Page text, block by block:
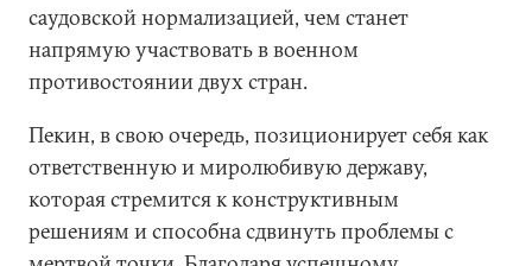
саудовской нормализацией, чем станет
напрямую участвовать в военном
противостоянии двух стран.
Пекин, в свою очередь, позиционирует себя как
ответственную и миролюбивую державу,
которая стремится к конструктивным
решениям и способна сдвинуть проблемы с